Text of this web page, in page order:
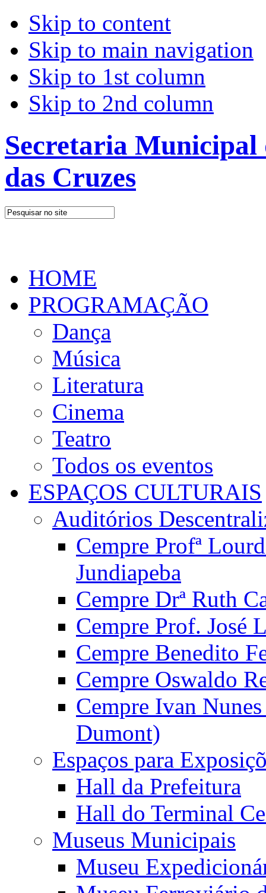
Skip to content
Skip to main navigation
Skip to 1st column
Skip to 2nd column
Secretaria
das Cruzes
HOME
PROGRAMAÇÃO
Dança
Música
Literatura
Cinema
Teatro
Todos os eventos
ESPAÇOS CULTURAIS
Auditórios
Cempre Profª
Jundiapeba
Cempre Drª Ruth
Cempre Prof. José
Cempre Benedito
Cempre Oswaldo
Cempre Ivan
Dumont)
Espaços para
Hall da Prefeitura
Hall do Terminal
Museus Municipais
Museu